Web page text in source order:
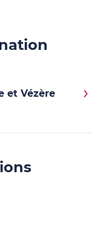
et Vézère